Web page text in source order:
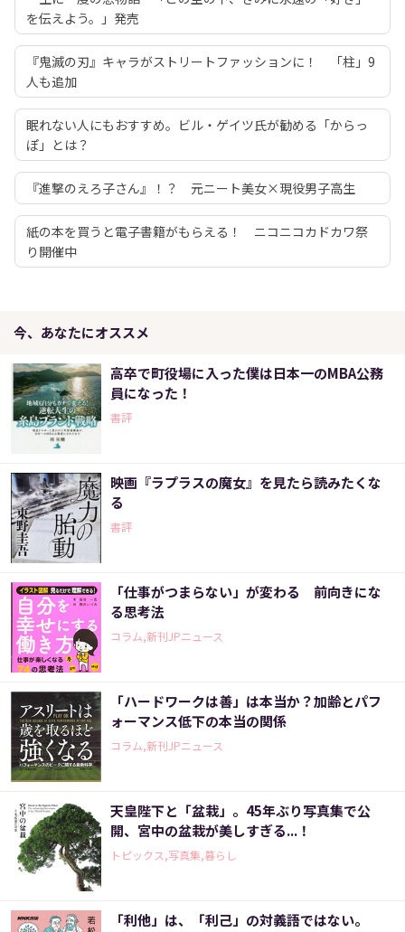
を伝えよう。」発売
『鬼滅の刃』キャラがストリートファッションに！ 「柱」9
人も追加
眠れない人にもおすすめ。ビル・ゲイツ氏が勧める「からっ
ぽ」とは？
『進撃のえろ子さん』！？ 元ニート美女×現役男子高生
紙の本を買うと電子書籍がもらえる！ ニコニコカドカワ祭
り開催中
今、あなたにオススメ
高卒で町役場に入った僕は日本一のMBA公務
員になった！
書評
映画『ラプラスの魔女』を見たら読みたくな
る
書評
「仕事がつまらない」が変わる 前向きにな
る思考法
コラム,新刊JPニュース
「ハードワークは善」は本当か？加齢とパフ
ォーマンス低下の本当の関係
コラム,新刊JPニュース
天皇陛下と「盆栽」。45年ぶり写真集で公
開、宮中の盆栽が美しすぎる...！
トピックス,写真集,暮らし
「利他」は、「利己」の対義語ではない。